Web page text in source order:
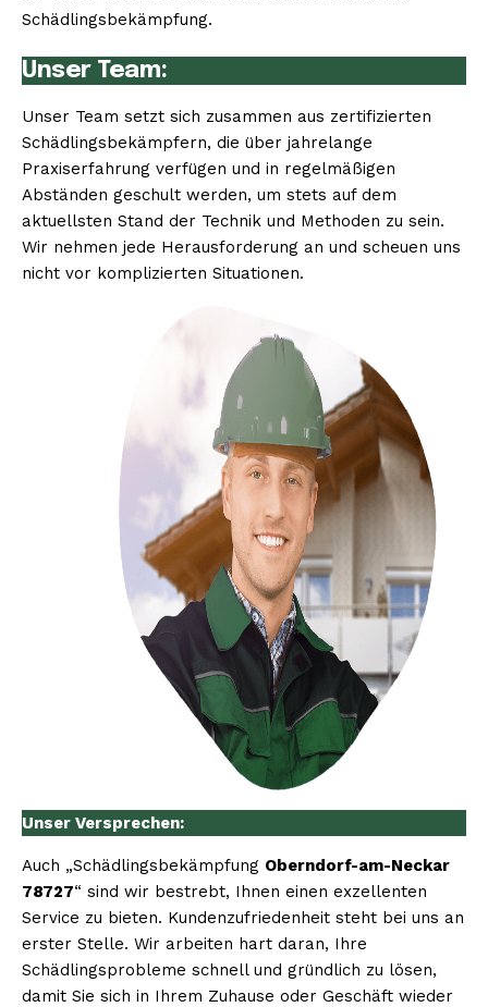
Schädlingsbekämpfung.
Unser Team:
Unser Team setzt sich zusammen aus zertifizierten
Schädlingsbekämpfern, die über jahrelange
Praxiserfahrung verfügen und in regelmäßigen
Abständen geschult werden, um stets auf dem
aktuellsten Stand der Technik und Methoden zu sein.
Wir nehmen jede Herausforderung an und scheuen uns
nicht vor komplizierten Situationen.
Unser Versprechen:
Auch „Schädlingsbekämpfung Oberndorf-am-Neckar
78727“ sind wir bestrebt, Ihnen einen exzellenten
Service zu bieten. Kundenzufriedenheit steht bei uns an
erster Stelle. Wir arbeiten hart daran, Ihre
Schädlingsprobleme schnell und gründlich zu lösen,
damit Sie sich in Ihrem Zuhause oder Geschäft wieder